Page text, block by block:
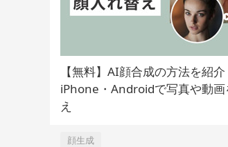
【無料】AI顔合成の方法を紹介
iPhone・Androidで写真や動
え
顔生成